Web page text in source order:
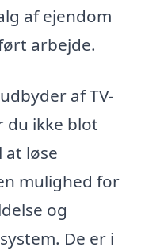
af ejendom
arbejde.
af TV-
du ikke blot
at løse
mulighed for
og
De er i